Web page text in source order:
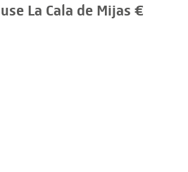
La Cala de Mijas €